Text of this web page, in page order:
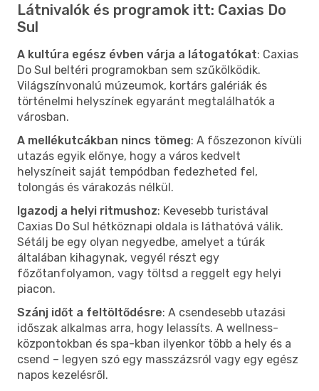
Látnivalók és programok itt: Caxias Do
Sul
A kultúra egész évben várja a látogatókat: Caxias
Do Sul beltéri programokban sem szűkölködik.
Világszínvonalú múzeumok, kortárs galériák és
történelmi helyszínek egyaránt megtalálhatók a
városban.
A mellékutcákban nincs tömeg: A főszezonon kívüli
utazás egyik előnye, hogy a város kedvelt
helyszíneit saját tempódban fedezheted fel,
tolongás és várakozás nélkül.
Igazodj a helyi ritmushoz: Kevesebb turistával
Caxias Do Sul hétköznapi oldala is láthatóvá válik.
Sétálj be egy olyan negyedbe, amelyet a túrák
általában kihagynak, vegyél részt egy
főzőtanfolyamon, vagy töltsd a reggelt egy helyi
piacon.
Szánj időt a feltöltődésre: A csendesebb utazási
időszak alkalmas arra, hogy lelassíts. A wellness-
központokban és spa-kban ilyenkor több a hely és a
csend – legyen szó egy masszázsról vagy egy egész
napos kezelésről.